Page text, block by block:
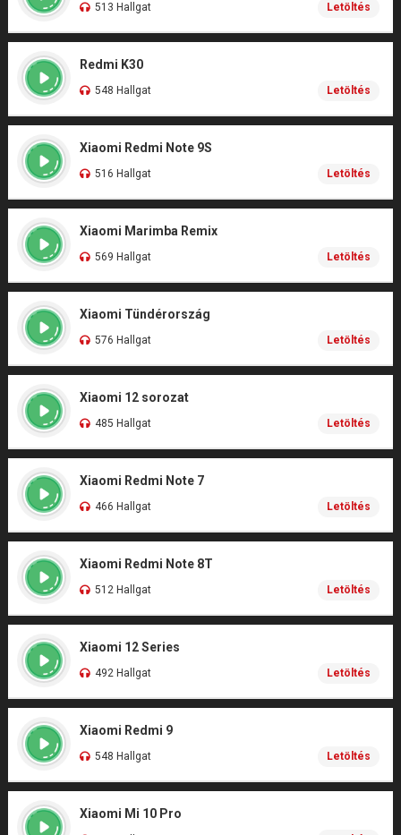
513 Hallgat Letöltés
Redmi K30
548 Hallgat Letöltés
Xiaomi Redmi Note 9S
516 Hallgat Letöltés
Xiaomi Marimba Remix
569 Hallgat Letöltés
Xiaomi Tündérország
576 Hallgat Letöltés
Xiaomi 12 sorozat
485 Hallgat Letöltés
Xiaomi Redmi Note 7
466 Hallgat Letöltés
Xiaomi Redmi Note 8T
512 Hallgat Letöltés
Xiaomi 12 Series
492 Hallgat Letöltés
Xiaomi Redmi 9
548 Hallgat Letöltés
Xiaomi Mi 10 Pro